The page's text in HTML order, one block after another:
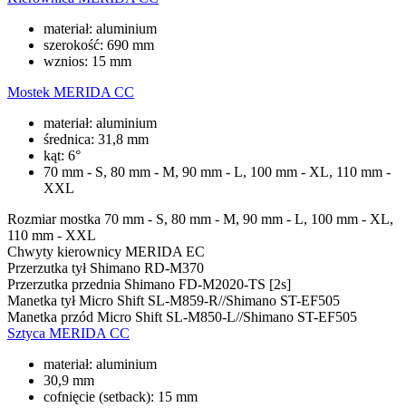
materiał: aluminium
szerokość: 690 mm
wznios: 15 mm
Mostek MERIDA CC
materiał: aluminium
średnica: 31,8 mm
kąt: 6°
70 mm - S, 80 mm - M, 90 mm - L, 100 mm - XL, 110 mm -
XXL
Rozmiar mostka 70 mm - S, 80 mm - M, 90 mm - L, 100 mm - XL,
110 mm - XXL
Chwyty kierownicy MERIDA EC
Przerzutka tył Shimano RD-M370
Przerzutka przednia Shimano FD-M2020-TS [2s]
Manetka tył Micro Shift SL-M859-R//Shimano ST-EF505
Manetka przód Micro Shift SL-M850-L//Shimano ST-EF505
Sztyca MERIDA CC
materiał: aluminium
30,9 mm
cofnięcie (setback): 15 mm